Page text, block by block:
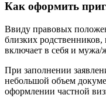
Как оформить
Ввиду правовых
близких
включает в себя и мужа/
При заполнении
небольшой объем
оформлении частной